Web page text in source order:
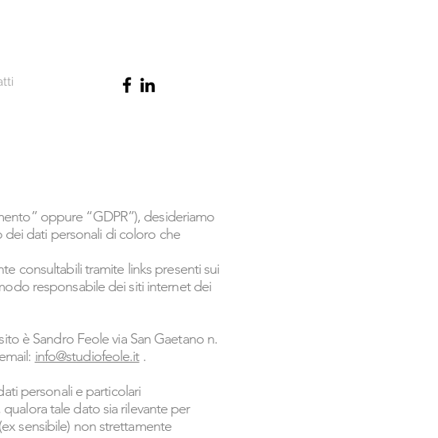
oppure “GDPR”), desideriamo
dei dati personali di coloro che
consultabili tramite links presenti sui
responsabile dei siti internet dei
è Sandro Feole via San Gaetano n.
info@studiofeole.it.
personali e particolari
tale dato sia rilevante per
sensibile) non strettamente